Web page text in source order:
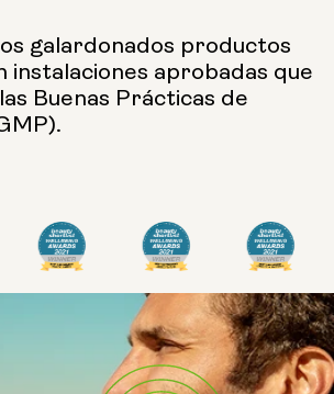
galardonados productos
instalaciones aprobadas que
Buenas Prácticas de